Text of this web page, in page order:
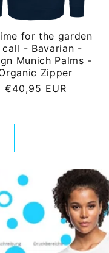
for the garden
- Bavarian -
Munich Palms -
Zipper
Regular
€40,95 EUR